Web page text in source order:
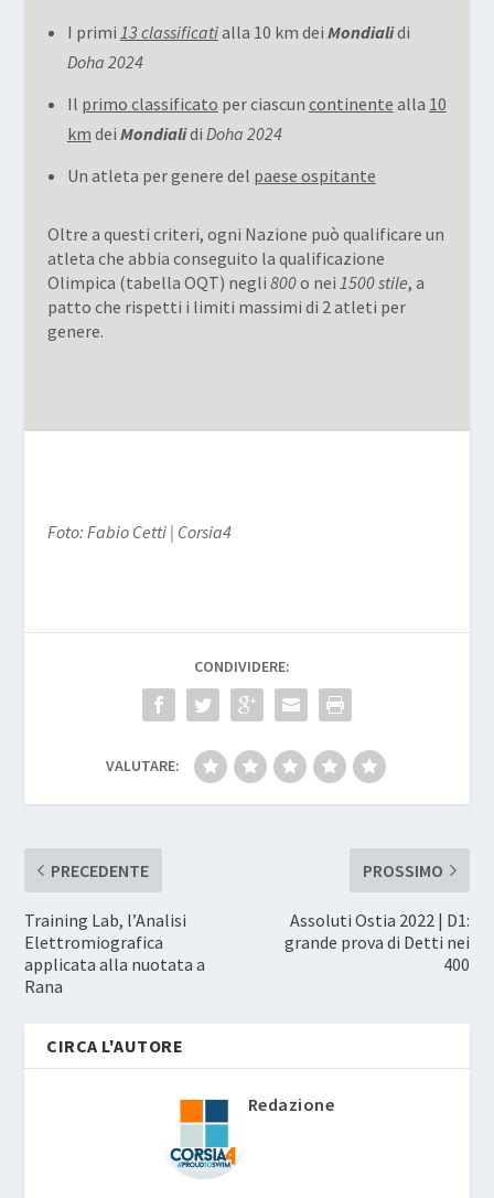
I primi 13 classificatialla 10 km dei Mondialidi
Doha 2024
Il primo classificato per ciascun continente alla 10
km dei Mondialidi Doha 2024
Un atleta per genere del paese ospitante
Oltre a questi criteri, ogni Nazione può qualificare un
atleta che abbia conseguito la qualificazione
Olimpica (tabella OQT) negli 800o nei 1500stile, a
patto che rispetti i limiti massimi di 2 atleti per
genere.
Foto: Fabio Cetti | Corsia4
CONDIVIDERE:
VALUTARE:
PRECEDENTE
Training Lab, l’Analisi
Elettromiografica
applicata alla nuotata a
Rana
PROSSIMO
Assoluti Ostia 2022 | D1:
grande prova di Detti nei
400
CIRCA L'AUTORE
Redazione